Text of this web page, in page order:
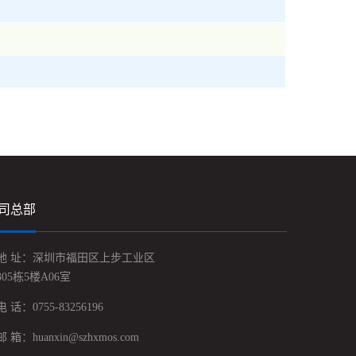
总部
址：深圳市福田区上步工业区
栋5楼A06室
话：0755-83256196
箱：huanxin@szhxmos.com